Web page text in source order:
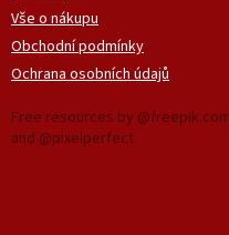
Vše o nákupu
Obchodní podmínky
Ochrana osobních údajů
Free resources by @freepik.com
and @pixelperfect